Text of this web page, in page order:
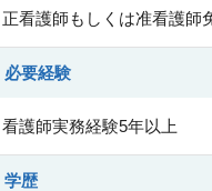
正看護師もしくは准看護師
必要経験
看護師実務経験5年以上
学歴